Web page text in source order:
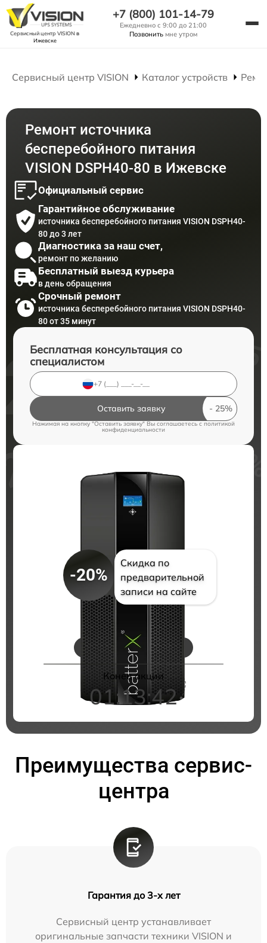
Сервисный центр VISION в
Ижевске
+7 (800) 101-14-79
Ежедневно с 9:00 до 21:00
Позвонить мне утром
Сервисный центр VISION Каталог устройств
Ремонт источника
бесперебойного питания
VISION DSPH40-80 в Ижевске
Официальный сервис
Гарантийное обслуживание
источника бесперебойного питания VISION DSPH40-
80 до 3 лет
Диагностика за наш счет,
ремонт по желанию
Бесплатный выезд курьера
в день обращения
Срочный ремонт
источника бесперебойного питания VISION DSPH40-
80 от 35 минут
Бесплатная консультация со
специалистом
Оставить заявку
Нажимая на кнопку "Оставить заявку" Вы соглашаетесь cполитикой
конфиденциальности
-20%
Скидка по
предварительной
записи на сайте
Цены на ремонт
Конец акции
01:13:41
Преимущества сервис-
центра
Гарантия до 3-х лет
Сервисный центр устанавливает
оригинальные запчасти техники VISION и